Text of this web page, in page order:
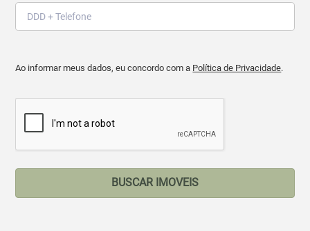
Ao informar meus dados, eu concordo com a Política de Privacidade.
BUSCAR IMOVEIS